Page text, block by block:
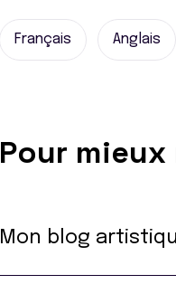
Français Anglais
Pour
Mon blog